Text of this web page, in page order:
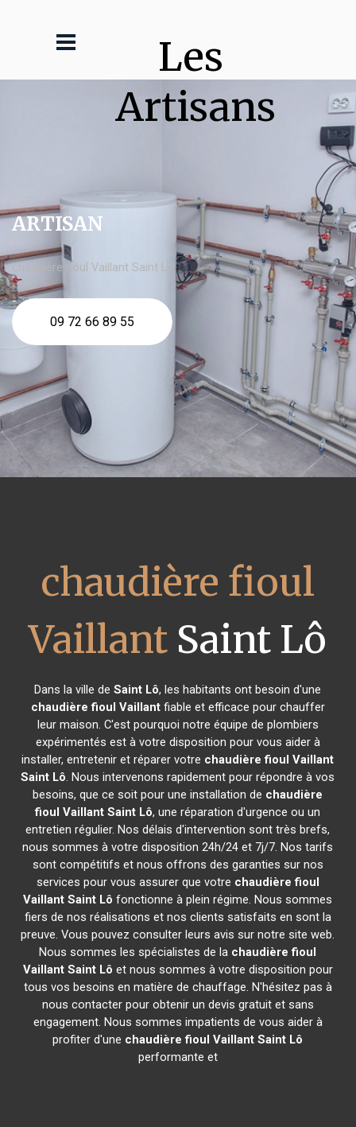
Les
Artisans
ARTISAN
chaudière fioul Vaillant Saint Lô
09 72 66 89 55
chaudière fioul
Vaillant Saint Lô
Dans la ville deSaint Lô, les habitants ont besoin d'une
chaudière fioul Vaillantfiable et efficace pour chauffer
leur maison. C'est pourquoi notre équipe de plombiers
expérimentés est à votre disposition pour vous aider à
installer, entretenir et réparer votre chaudière fioul Vaillant
Saint Lô. Nous intervenons rapidement pour répondre à vos
besoins, que ce soit pour une installation de chaudière
fioul Vaillant Saint Lô, une réparation d'urgence ou un
entretien régulier. Nos délais d'intervention sont très brefs,
nous sommes à votre disposition 24h/24 et 7j/7. Nos tarifs
sont compétitifs et nous offrons des garanties sur nos
services pour vous assurer que votre chaudière fioul
Vaillant Saint Lô fonctionne à plein régime. Nous sommes
fiers de nos réalisations et nos clients satisfaits en sont la
preuve. Vous pouvez consulter leurs avis sur notre site web.
Nous sommes les spécialistes de la chaudière fioul
Vaillant Saint Lô et nous sommes à votre disposition pour
tous vos besoins en matière de chauffage. N'hésitez pas à
nous contacter pour obtenir un devis gratuit et sans
engagement. Nous sommes impatients de vous aider à
profiter d'une chaudière fioul Vaillant Saint Lô
performante et